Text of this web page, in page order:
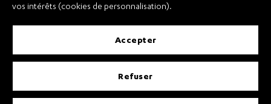
vos intérêts (cookies de personnalisation).
accepter
refuser
Conditions Générales de Vente et Transport
Conditions Générales d’Utilisation
Règlement